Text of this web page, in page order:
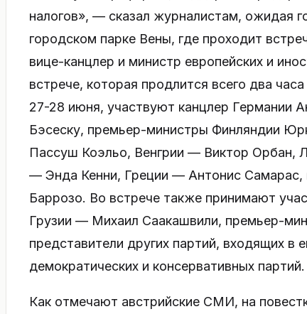
налогов», — сказал журналистам, ожидая
городском парке Вены, где проходит
вице-канцлер и министр европейских и
встрече, которая продлится всего два
27-28 июня, участвуют канцлер Германии
Бэсеску, премьер-министры Финляндии
Пассуш Коэльо, Венгрии — Виктор Орбан,
— Энда Кенни, Греции — Антонис Самарас,
Баррозо. Во встрече также принимают
Грузии — Михаил Саакашвили, премьер-
представители других партий, входящих в
демократических и консервативных партий.
Как отмечают австрийские СМИ, на